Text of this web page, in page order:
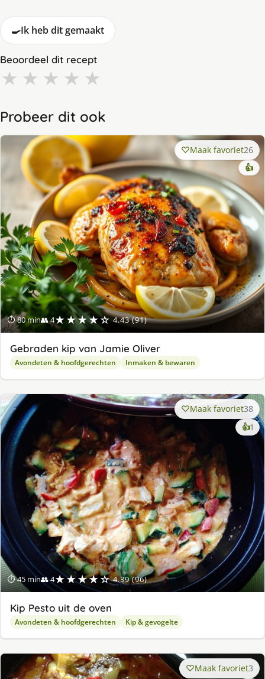
🍳Ik heb dit gemaakt
Beoordeel dit recept
★ ★ ★ ★ ★
Probeer dit ook
⏱ 80 min👥 4★★★★☆ 4.43 (91)
Maak favoriet26
👍
Gebraden kip van Jamie Oliver
Avondeten & hoofdgerechten Inmaken & bewaren
⏱ 45 min👥 4★★★★☆ 4.39 (96)
Maak favoriet38
👍1
Kip Pesto uit de oven
Avondeten & hoofdgerechten Kip & gevogelte
Maak favoriet3